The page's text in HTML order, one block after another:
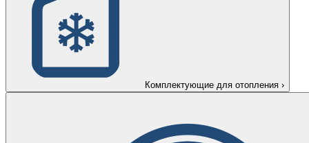
Комплектующие для отопления ›